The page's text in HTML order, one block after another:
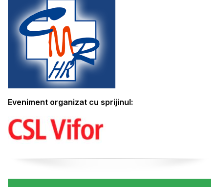
Eveniment organizat cu sprijinul: